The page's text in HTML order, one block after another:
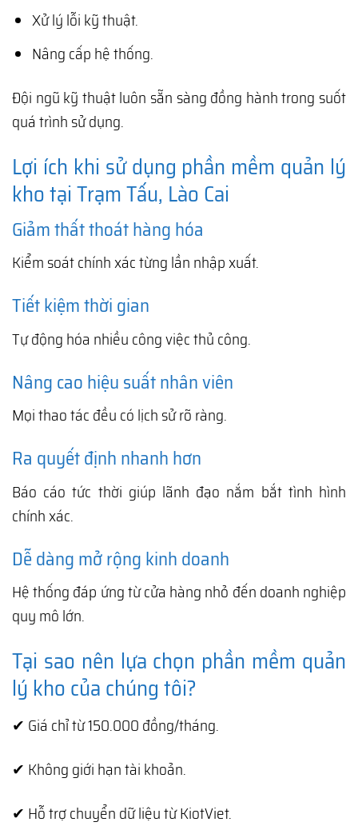
Xử lý lỗi kỹ thuật.
Nâng cấp hệ thống.
Đội ngũ kỹ thuật luôn sẵn sàng đồng hành trong suốt
quá trình sử dụng.
Lợi ích khi sử dụng phần mềm quản lý
kho tại Trạm Tấu, Lào Cai
Giảm thất thoát hàng hóa
Kiểm soát chính xác từng lần nhập xuất.
Tiết kiệm thời gian
Tự động hóa nhiều công việc thủ công.
Nâng cao hiệu suất nhân viên
Mọi thao tác đều có lịch sử rõ ràng.
Ra quyết định nhanh hơn
Báo cáo tức thời giúp lãnh đạo nắm bắt tình hình
chính xác.
Dễ dàng mở rộng kinh doanh
Hệ thống đáp ứng từ cửa hàng nhỏ đến doanh nghiệp
quy mô lớn.
Tại sao nên lựa chọn phần mềm quản
lý kho của chúng tôi?
✔ Giá chỉ từ 150.000 đồng/tháng.
✔ Không giới hạn tài khoản.
✔ Hỗ trợ chuyển dữ liệu từ KiotViet.